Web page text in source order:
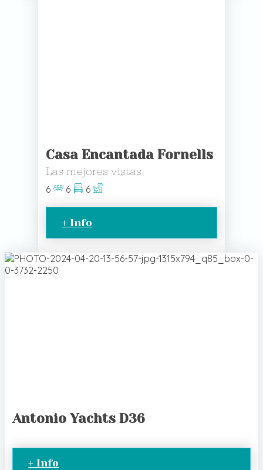
Casa Encantada Fornells
Las mejores vistas
6
6 6
+ Info
Antonio Yachts D36
+ Info